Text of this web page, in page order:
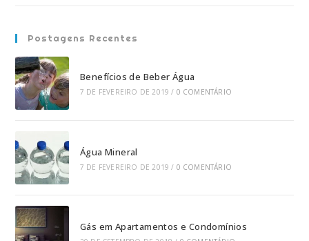
Postagens Recentes
Benefícios de Beber Água
7 DE FEVEREIRO DE 2019 / 0 COMENTÁRIO
Água Mineral
7 DE FEVEREIRO DE 2019 / 0 COMENTÁRIO
Gás em Apartamentos e Condomínios